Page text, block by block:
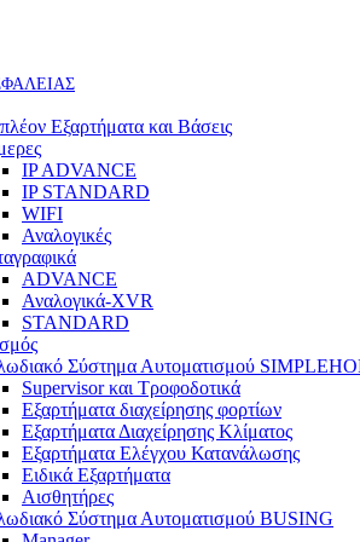
Εξαρτήματα και Βάσεις
IP ADVANCE
IP STANDARD
WIFI
Αναλογικές
ADVANCE
Αναλογικά-XVR
STANDARD
Σύστημα Αυτοματισμού
Supervisor και Τροφοδοτικά
Εξαρτήματα διαχείρησης φορτίων
Εξαρτήματα Διαχείρησης Κλίματος
Εξαρτήματα Ελέγχου Κατανάλωσης
Ειδικά Εξαρτήματα
Αισθητήρες
Σύστημα Αυτοματισμού BUSING